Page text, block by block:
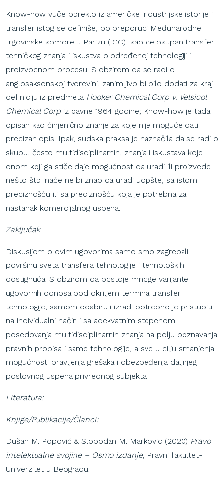
Know-how vuče poreklo iz američke industrijske istorije i
transfer istog se definiše, po preporuci Međunarodne
trgovinske komore u Parizu (ICC), kao celokupan transfer
tehničkog znanja i iskustva o određenoj tehnologiji i
proizvodnom procesu. S obzirom da se radi o
anglosaksonskoj tvorevini, zanimljivo bi bilo dodati za kraj
definiciju iz predmeta Hooker Chemical Corp v. Velsicol
Chemical Corp iz davne 1964 godine; Know-how je tada
opisan kao činjenično znanje za koje nije moguće dati
precizan opis. Ipak, sudska praksa je naznačila da se radi o
skupu, često multidisciplinarnih, znanja i iskustava koje
onom koji ga stiče daje mogućnost da uradi ili proizvede
nešto što inače ne bi znao da uradi uopšte, sa istom
preciznošću ili sa preciznošću koja je potrebna za
nastanak komercijalnog uspeha.
Zaključak
Diskusijom o ovim ugovorima samo smo zagrebali
površinu sveta transfera tehnologije i tehnoloških
dostignuća. S obzirom da postoje mnoge varijante
ugovornih odnosa pod okriljem termina transfer
tehnologije, samom odabiru i izradi potrebno je pristupiti
na individualni način i sa adekvatnim stepenom
posedovanja multidisciplinarnih znanja na polju poznavanja
pravnih propisa i same tehnologije, a sve u cilju smanjenja
mogućnosti pravljenja grešaka i obezbeđenja daljnjeg
poslovnog uspeha privrednog subjekta.
Literatura:
Knjige/Publikacije/Članci:
Dušan M. Popović & Slobodan M. Markovic (2020) Pravo
intelektualne svojine – Osmo izdanje, Pravni fakultet-
Univerzitet u Beogradu.